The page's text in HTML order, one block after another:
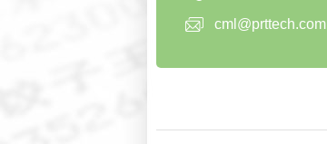
cml@prttech.com